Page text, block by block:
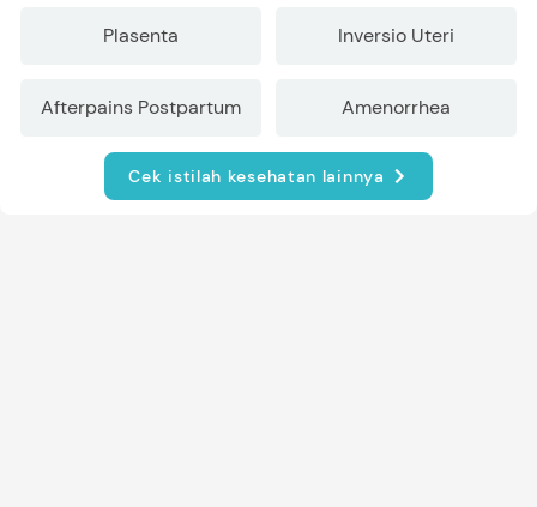
Plasenta Inversio Uteri
Afterpains Postpartum Amenorrhea
Cek istilah kesehatan lainnya